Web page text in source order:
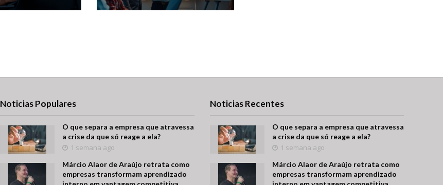
Noticias Populares
O que separa a empresa que atravessa
a crise da que só reage a ela?
1 semana ago
Márcio Alaor de Araújo retrata como
empresas transformam aprendizado
Noticias Recentes
O que separa a empresa que atravessa
a crise da que só reage a ela?
1 semana ago
Márcio Alaor de Araújo retrata como
empresas transformam aprendizado